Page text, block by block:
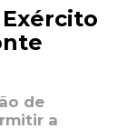
de
a